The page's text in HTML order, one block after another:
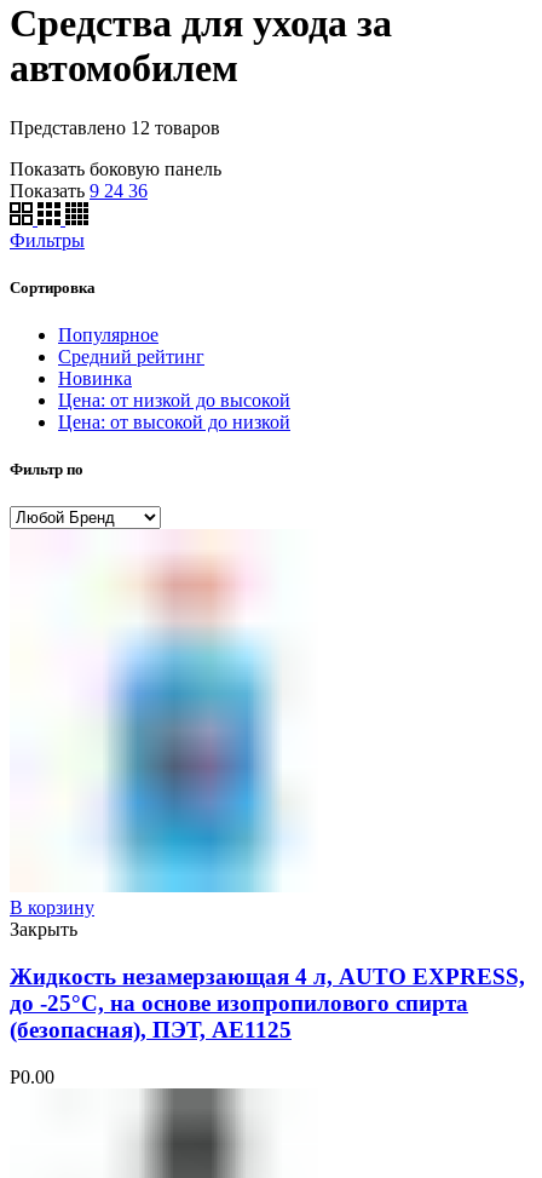
Средства для ухода за
автомобилем
Представлено 12 товаров
Показать боковую панель
Показать 9 24 36
Фильтры
Сортировка
Популярное
Средний рейтинг
Новинка
Цена: от низкой до высокой
Цена: от высокой до низкой
Фильтр по
В корзину
Закрыть
Жидкость незамерзающая 4 л, AUTO EXPRESS,
до -25°С, на основе изопропилового спирта
(безопасная), ПЭТ, AE1125
Р0.00